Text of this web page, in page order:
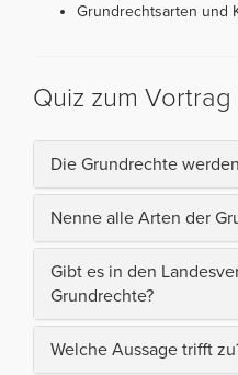
Grundrechtsarten und
Quiz zum Vortrag
Die Grundrechte
Nenne alle Arten der
Gibt es in den
Grundrechte?
Welche Aussage trifft